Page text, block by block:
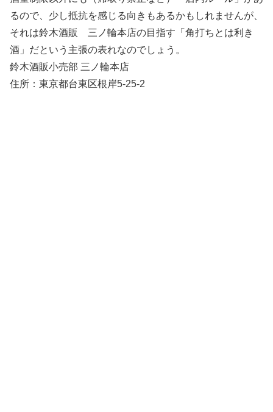
るので、少し抵抗を感じる向きもあるかもしれませんが、
それは鈴木酒販 三ノ輪本店の目指す「角打ちとは利き
酒」だという主張の表れなのでしょう。
鈴木酒販小売部 三ノ輪本店
住所：東京都台東区根岸5-25-2